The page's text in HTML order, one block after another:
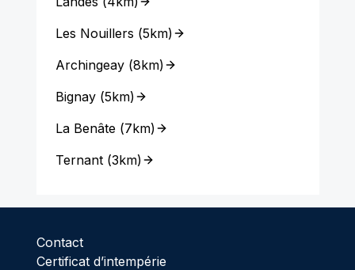
Les Nouillers (5km)
Archingeay(8km)
Bignay(5km)
La Benâte(7km)
Ternant(3km)
Contact
Certificat d’intempérie